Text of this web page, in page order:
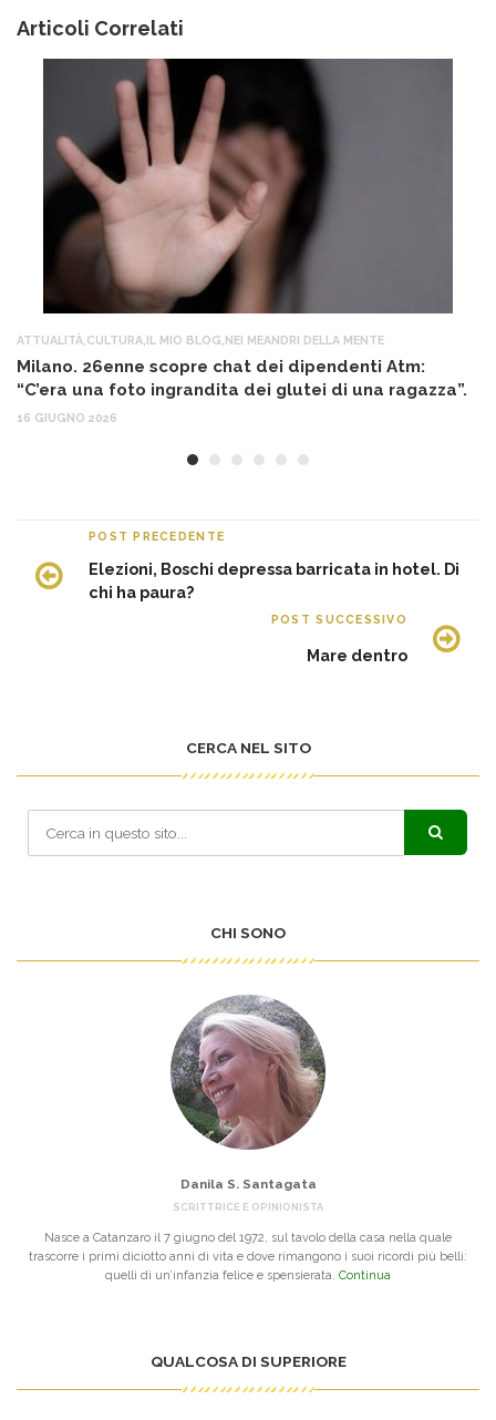
Articoli Correlati
ATTUALITÀ CULTURA IL MIO BLOG NEI MEANDRI DELLA MENTE
Milano. 26enne scopre chat dei dipendenti Atm:
“C’era una foto ingrandita dei glutei di una ragazza”.
16 GIUGNO 2026
POST PRECEDENTE
Elezioni, Boschi depressa barricata in hotel. Di
chi ha paura?
POST SUCCESSIVO
Mare dentro
CERCA NEL SITO
CHI SONO
Danila S. Santagata
SCRITTRICE E OPINIONISTA
Nasce a Catanzaro il 7 giugno del 1972, sul tavolo della casa nella quale
trascorre i primi diciotto anni di vita e dove rimangono i suoi ricordi più belli:
quelli di un’infanzia felice e spensierata. Continua
QUALCOSA DI SUPERIORE